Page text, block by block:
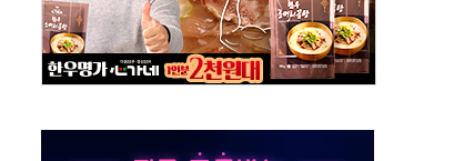
지 않아"
공…여의도 1.6배 규모
주 낙폭 커
" 해명
대 100mm 호우